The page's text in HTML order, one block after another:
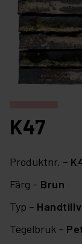
K47
Produktnr. –
Färg – Brun
Typ –
Tegelbruk –